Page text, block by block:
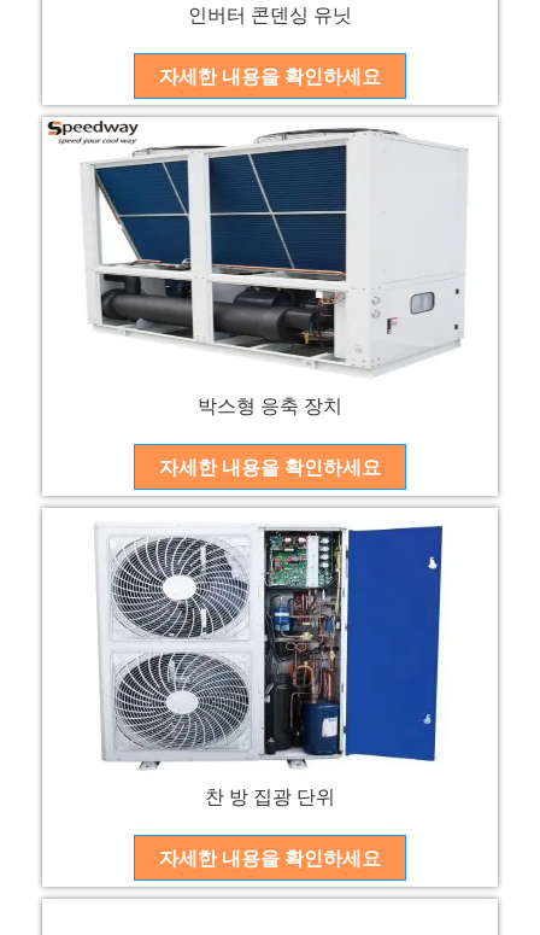
인버터 콘덴싱 유닛
자세한 내용을 확인하세요
박스형 응축 장치
자세한 내용을 확인하세요
찬 방 집광 단위
자세한 내용을 확인하세요